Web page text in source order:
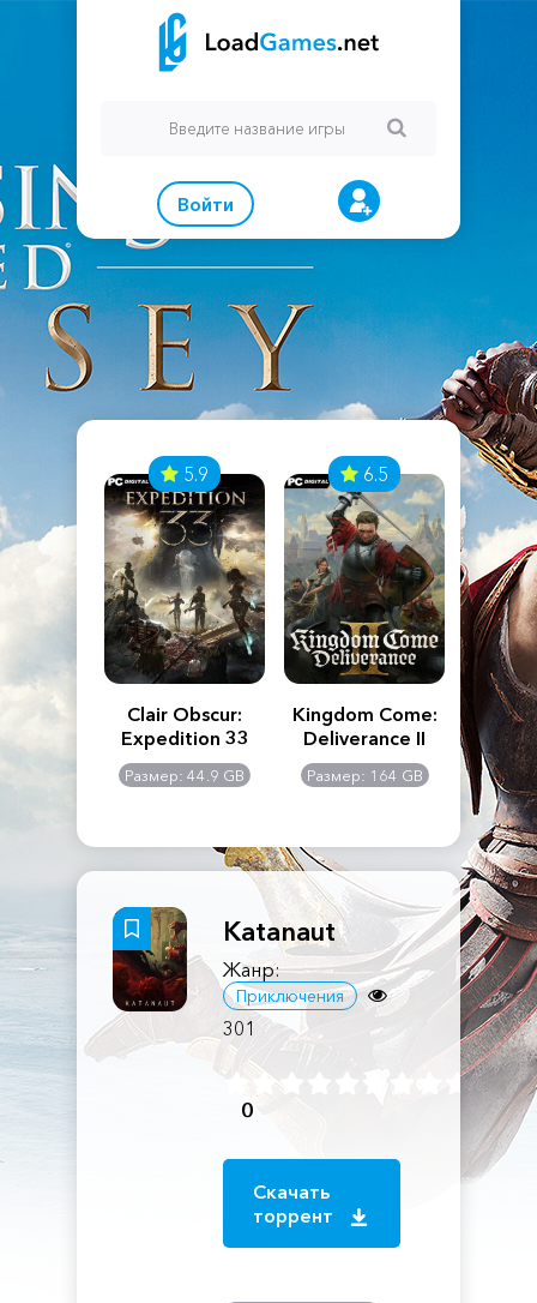
Войти
Creed
5.9
Clair Obscur:
Expedition 33
Размер: 44.9 GB
6.5
Kingdom Come:
Deliverance II
Размер: 164 GB
The
Katanaut
Жанр:
Приключения
301
0
Скачать
торрент